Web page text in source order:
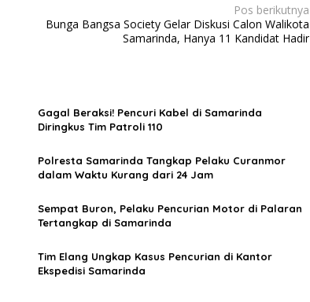
Pos berikutnya
Bunga Bangsa Society Gelar Diskusi Calon Walikota
Samarinda, Hanya 11 Kandidat Hadir
Gagal Beraksi! Pencuri Kabel di Samarinda
Diringkus Tim Patroli 110
Polresta Samarinda Tangkap Pelaku Curanmor
dalam Waktu Kurang dari 24 Jam
Sempat Buron, Pelaku Pencurian Motor di Palaran
Tertangkap di Samarinda
Tim Elang Ungkap Kasus Pencurian di Kantor
Ekspedisi Samarinda